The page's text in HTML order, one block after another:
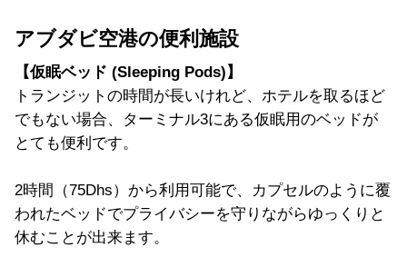
アブダビ空港の便利施設
【仮眠ベッド (Sleeping Pods)】
トランジットの時間が長いけれど、ホテルを取るほど
でもない場合、ターミナル3にある仮眠用のベッドが
とても便利です。
2時間（75Dhs）から利用可能で、カプセルのように覆
われたベッドでプライバシーを守りながらゆっくりと
休むことが出来ます。